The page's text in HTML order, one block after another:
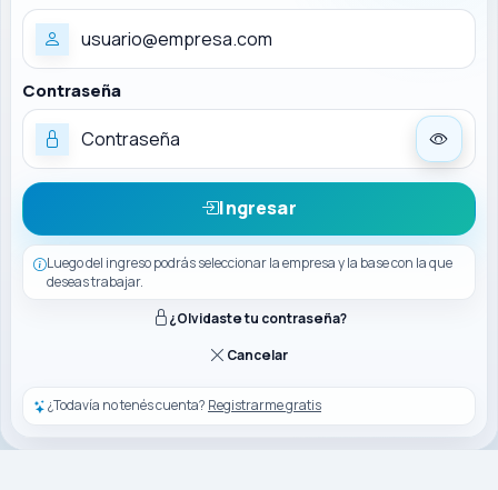
Contraseña
Ingresar
Luego del ingreso podrás seleccionar la empresa y la base con la que
deseas trabajar.
¿Olvidaste tu contraseña?
Cancelar
¿Todavía no tenés cuenta? Registrarme gratis